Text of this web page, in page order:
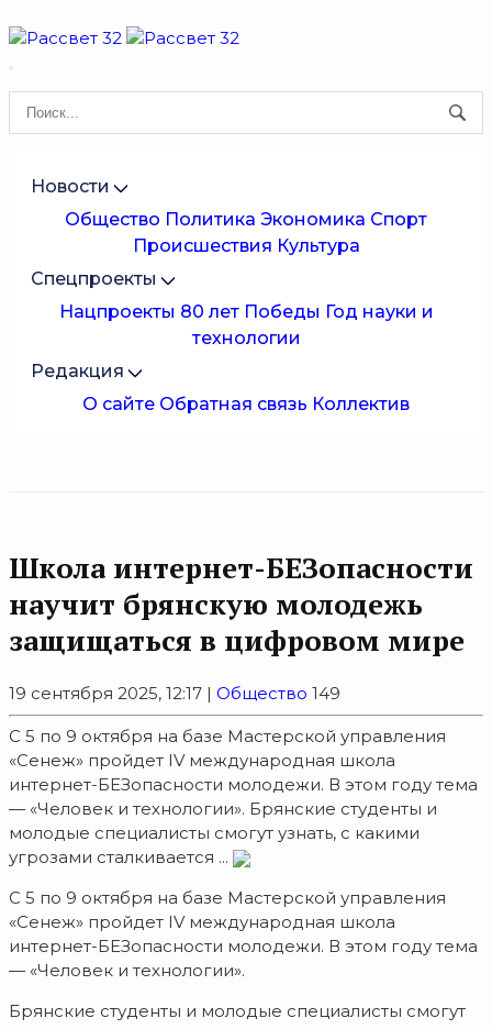
Новости
Общество Политика Экономика Спорт
Происшествия Культура
Спецпроекты
Нацпроекты 80 лет Победы Год науки и
технологии
Редакция
О сайте Обратная связь Коллектив
Школа интернет-БЕЗопасности
научит брянскую молодежь
защищаться в цифровом мире
19 сентября 2025, 12:17 | Общество 149
С 5 по 9 октября на базе Мастерской управления
«Сенеж» пройдет IV международная школа
интернет-БЕЗопасности молодежи. В этом году тема
— «Человек и технологии». Брянские студенты и
молодые специалисты смогут узнать, с какими
угрозами сталкивается ...
С 5 по 9 октября на базе Мастерской управления
«Сенеж» пройдет IV международная школа
интернет-БЕЗопасности молодежи. В этом году тема
— «Человек и технологии».
Брянские студенты и молодые специалисты смогут